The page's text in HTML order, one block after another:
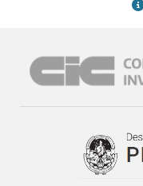
Las técnicas de
mediante excitación
bajo ángulo,
últimos años.